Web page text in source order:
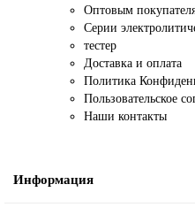
Оптовым
Серии
тестер
Доставка и оплата
Политика
Пользовательское
Наши контакты
Информация